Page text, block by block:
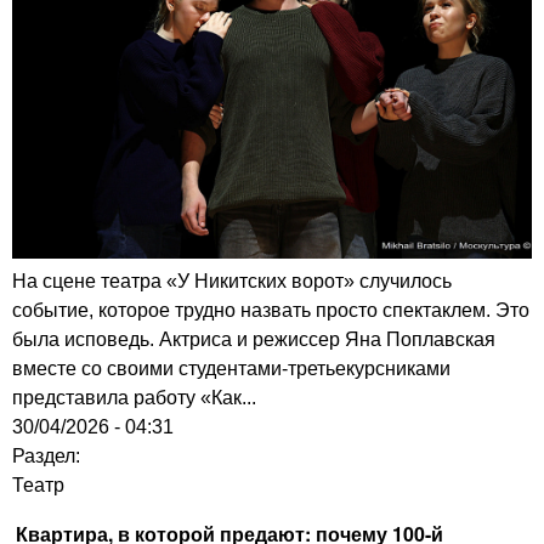
На сцене театра «У Никитских ворот» случилось
событие, которое трудно назвать просто спектаклем. Это
была исповедь. Актриса и режиссер Яна Поплавская
вместе со своими студентами-третьекурсниками
представила работу «Как...
30/04/2026 - 04:31
Раздел:
Театр
Квартира, в которой предают: почему 100-й